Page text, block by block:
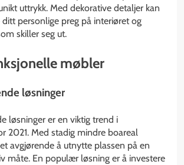
uttrykk. Med dekorative detaljer kan
ditt personlige preg på interiøret og
skiller seg ut.
møbler
løsninger
løsninger er en viktig trend i
2021. Med stadig mindre boareal
avgjørende å utnytte plassen på en
måte. En populær løsning er å investere